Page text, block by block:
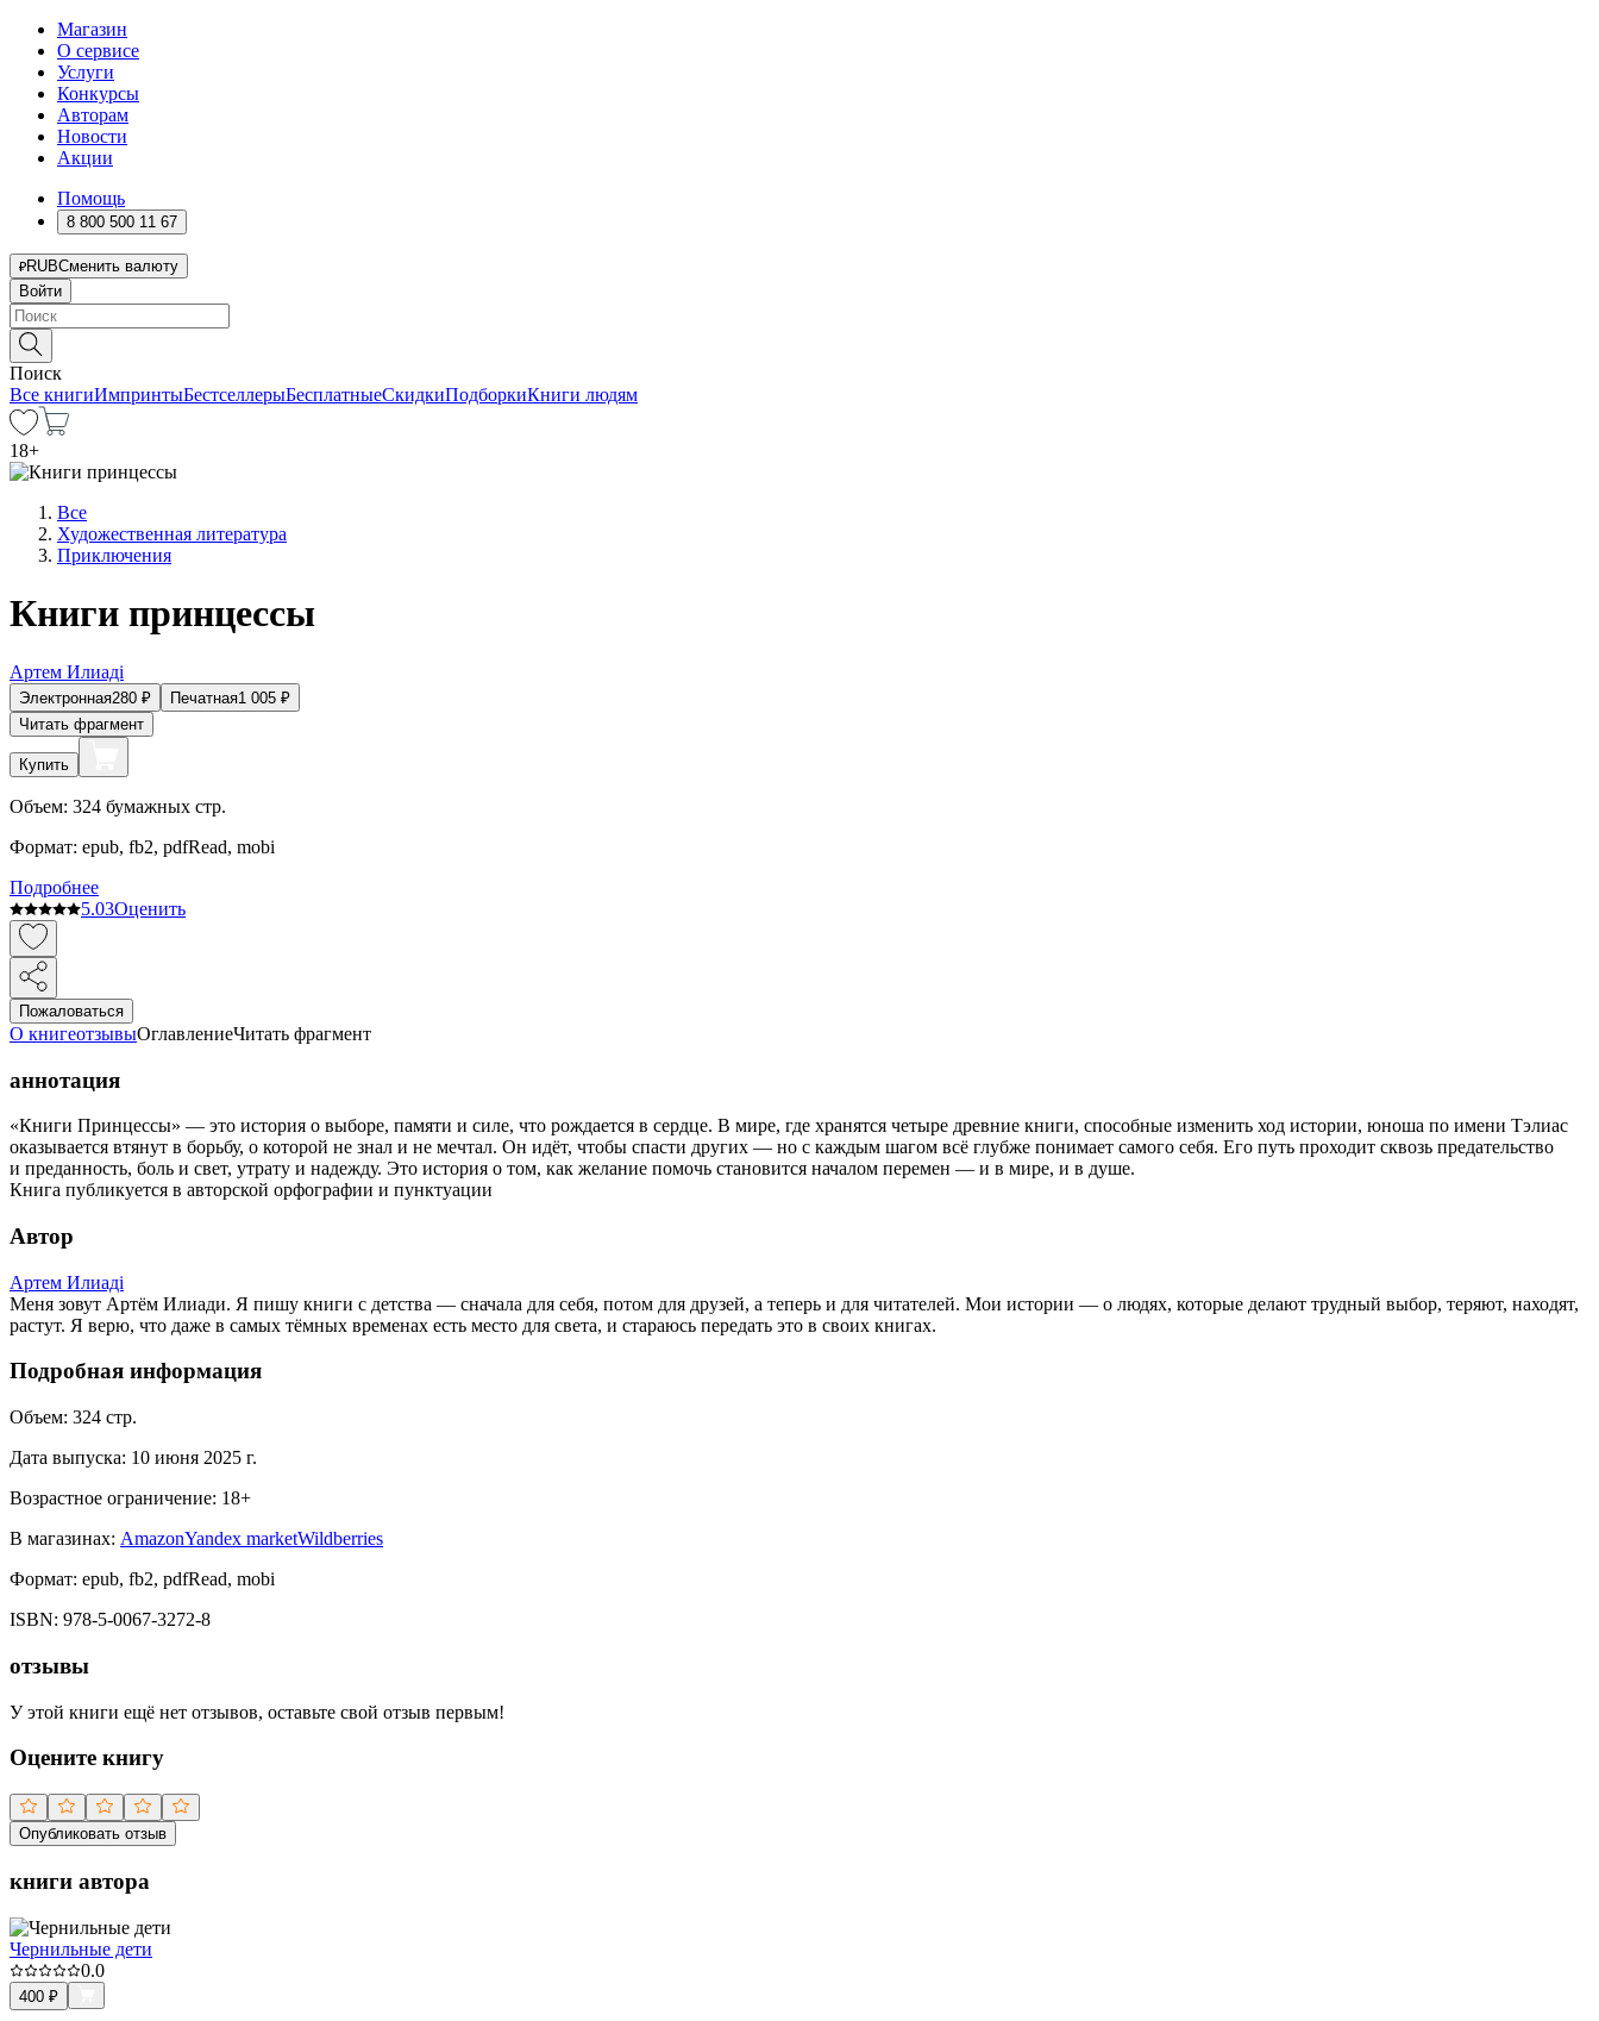
Магазин
О сервисе
Услуги
Конкурсы
Авторам
Новости
Акции
Помощь
8 800 500 11 67
RUBСменить валюту
Войти
Поиск
Все книгиИмпринтыБестселлерыБесплатныеСкидкиПодборкиКниги людям
18+
Все
Художественная литература
Приключения
Книги принцессы
Артем Илиадi
Электронная280 ₽ Печатная1 005 ₽
Читать фрагмент
Купить
Объем: 324 бумажных стр.
Формат: epub, fb2, pdfRead, mobi
Подробнее
5.03Оценить
Пожаловаться
О книгеотзывыОглавлениеЧитать фрагмент
аннотация
«Книги Принцессы» — это история о выборе, памяти и силе, что рождается в сердце. В мире, где хранятся четыре древние книги, способные изменить ход истории, юноша по имени Тэлиас
оказывается втянут в борьбу, о которой не знал и не мечтал. Он идёт, чтобы спасти других — но с каждым шагом всё глубже понимает самого себя. Его путь проходит сквозь предательство
и преданность, боль и свет, утрату и надежду. Это история о том, как желание помочь становится началом перемен — и в мире, и в душе.
Книга публикуется в авторской орфографии и пунктуации
Автор
Артем Илиадi
Меня зовут Артём Илиади. Я пишу книги с детства — сначала для себя, потом для друзей, а теперь и для читателей. Мои истории — о людях, которые делают трудный выбор, теряют, находят,
растут. Я верю, что даже в самых тёмных временах есть место для света, и стараюсь передать это в своих книгах.
Подробная информация
Объем: 324 стр.
Дата выпуска: 10 июня 2025 г.
Возрастное ограничение: 18+
В магазинах: AmazonYandex marketWildberries
Формат: epub, fb2, pdfRead, mobi
ISBN: 978-5-0067-3272-8
отзывы
У этой книги ещё нет отзывов, оставьте свой отзыв первым!
Оцените книгу
Опубликовать отзыв
книги автора
Чернильные дети
0.0
400 ₽